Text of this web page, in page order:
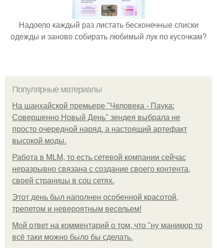
Надоело каждый раз листать бесконечные списки
одежды и заново собирать любимый лук по кусочкам?
Популярные материалы
На шанхайской премьере "Человека - Паука:
Совершенно Новый День" зендея выбрала не
просто очередной наряд, а настоящий артефакт
высокой моды.
Работа в MLM, то есть сетевой компании сейчас
неразрывно связана с создание своего контента,
своей страницы в соц сетях.
Этот день был наполнен особенной красотой,
трепетом и невероятным весельем!
Мой ответ на комментарий о том, что "ну маникюр то
всё таки можно было бы сделать.